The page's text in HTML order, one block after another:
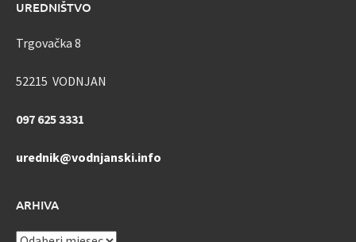
UREDNIŠTVO
Trgovačka 8
52215 VODNJAN
097 625 3331
urednik@vodnjanski.info
ARHIVA